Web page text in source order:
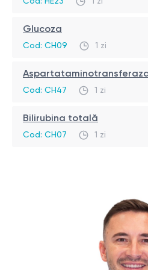
diverse boli asociate
Analiza pentru determinarea
Monitorizarea
Screening-ul pentru boli
Nu consumați alimente
Abțineți-vă de la
Nu fumați cu câteva ore
Glucoza
Cod: CH09 1 zi
Cod: CH47 1 zi
Bilirubina totală
Cod: CH07 1 zi